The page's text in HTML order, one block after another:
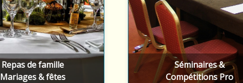
Repas de famille
Mariages & fêtes
En savoir plus
Séminaires &
Compétitions Pro
En savoir plus